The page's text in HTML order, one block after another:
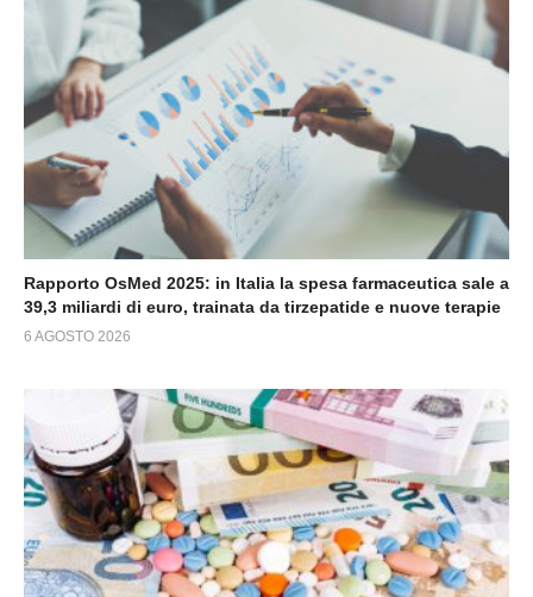
Rapporto OsMed 2025: in Italia la spesa farmaceutica sale a
39,3 miliardi di euro, trainata da tirzepatide e nuove terapie
6 AGOSTO 2026